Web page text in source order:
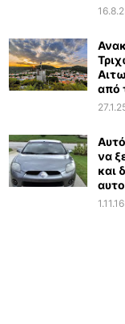
από
να
και
1.11.16